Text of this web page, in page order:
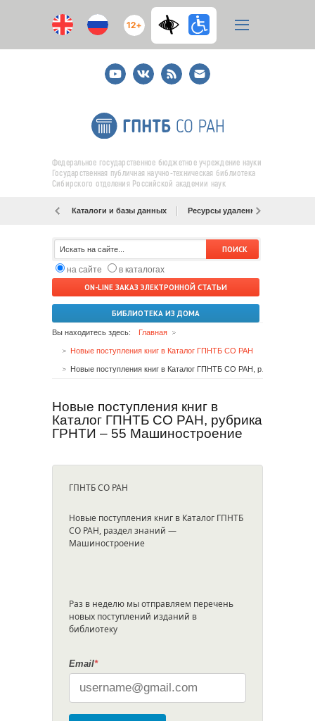
12+
YoutubeВКонтакте
RSS
E-
mail
подписка
Федеральное государственное бюджетное учреждение науки
Государственная публичная научно-техническая библиотека
Сибирского отделения Российской академии наук
Каталоги и базы данных Ресурсы удаленного доступа
на сайте
в каталогах
ON-LINE ЗАКАЗ ЭЛЕКТРОННОЙ СТАТЬИ
БИБЛИОТЕКА ИЗ ДОМА
Вы находитесь здесь: Главная
Новые поступления книг в Каталог ГПНТБ СО РАН
Новые поступления книг в
Каталог ГПНТБ СО РАН, рубрика
ГРНТИ – 55 Машиностроение
ГПНТБ СО РАН
Новые поступления книг в Каталог ГПНТБ
СО РАН, раздел знаний —
Машиностроение
Раз в неделю мы отправляем перечень
новых поступлений изданий в
библиотеку
Email*